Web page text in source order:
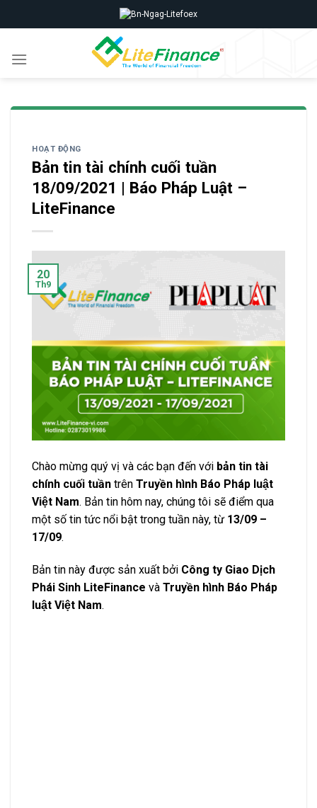
to
HOẠT ĐỘNG
Bản tin tài chính cuối tuần
18/09/2021 | Báo Pháp Luật –
LiteFinance
20
Th9
Chào mừng quý vị và các bạn đến với bản tin tài
chính cuối tuần trên Truyền hình Báo Pháp luật
Việt Nam. Bản tin hôm nay, chúng tôi sẽ điểm qua
một số tin tức nổi bật trong tuần này, từ 13/09 –
17/09.
Bản tin này được sản xuất bởi Công ty Giao Dịch
Phái Sinh LiteFinance và Truyền hình Báo Pháp
luật Việt Nam.